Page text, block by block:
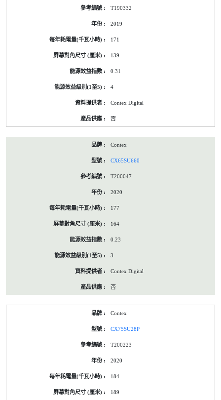
T190332
2019
171
139
0.31
4
Contex Digital
否
Contex
CX65SU660
T200047
2020
177
164
0.23
3
Contex Digital
否
Contex
CX75SU28P
T200223
2020
184
189